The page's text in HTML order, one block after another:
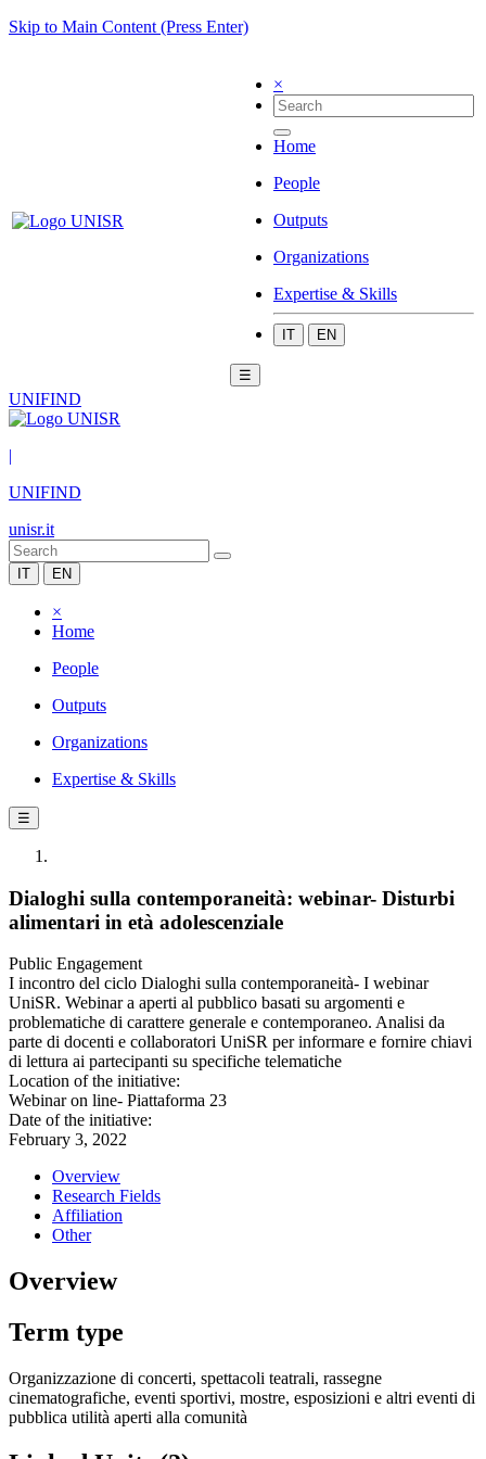
Skip to Main Content (Press Enter)
×
Home
People
Outputs
Organizations
Expertise & Skills
IT EN
☰
UNIFIND
|
UNIFIND
unisr.it
IT EN
×
Home
People
Outputs
Organizations
Expertise & Skills
☰
Dialoghi sulla contemporaneità: webinar- Disturbi
alimentari in età adolescenziale
Public Engagement
I incontro del ciclo Dialoghi sulla contemporaneità- I webinar
UniSR. Webinar a aperti al pubblico basati su argomenti e
problematiche di carattere generale e contemporaneo. Analisi da
parte di docenti e collaboratori UniSR per informare e fornire chiavi
di lettura ai partecipanti su specifiche telematiche
Location of the initiative:
Webinar on line- Piattaforma 23
Date of the initiative:
February 3, 2022
Overview
Research Fields
Affiliation
Other
Overview
Term type
Organizzazione di concerti, spettacoli teatrali, rassegne
cinematografiche, eventi sportivi, mostre, esposizioni e altri eventi di
pubblica utilità aperti alla comunità